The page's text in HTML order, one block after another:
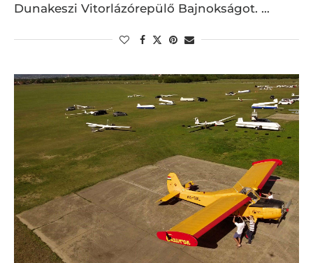
Dunakeszi Vitorlázórepülő Bajnokságot. …